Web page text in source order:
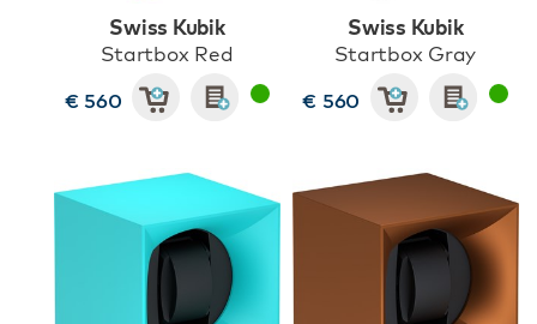
Swiss Kubik
Startbox Red
€ 560
Swiss Kubik
Startbox Gray
€ 560